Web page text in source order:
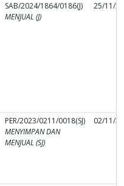
SAB/2024/1864/0186(J)
MENJUAL (J)
25/11/
PER/2023/0211/0018(SJ)
MENYIMPAN DAN
MENJUAL (SJ)
02/11/